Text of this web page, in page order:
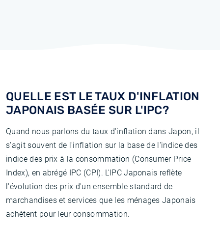
QUELLE EST LE TAUX D'INFLATION
JAPONAIS BASÉE SUR L'IPC?
Quand nous parlons du taux d'inflation dans Japon, il
s'agit souvent de l'inflation sur la base de l'indice des
indice des prix à la consommation (Consumer Price
Index), en abrégé IPC (CPI). L'IPC Japonais reflète
l'évolution des prix d'un ensemble standard de
marchandises et services que les ménages Japonais
achètent pour leur consommation.